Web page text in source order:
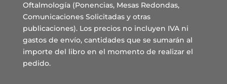
Oftalmología (Ponencias, Mesas Redondas,
Comunicaciones Solicitadas y otras
publicaciones). Los precios no incluyen IVA ni
gastos de envío, cantidades que se sumarán al
importe del libro en el momento de realizar el
pedido.